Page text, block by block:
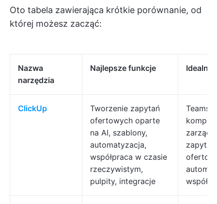
Oto tabela zawierająca krótkie porównanie, od
której możesz zacząć:
Nazwa
narzędzia
Najlepsze funkcje Idealne
ClickUp
Tworzenie zapytań
ofertowych oparte
na AI, szablony,
automatyzacja,
współpraca w czasie
rzeczywistym,
pulpity, integracje
Teams